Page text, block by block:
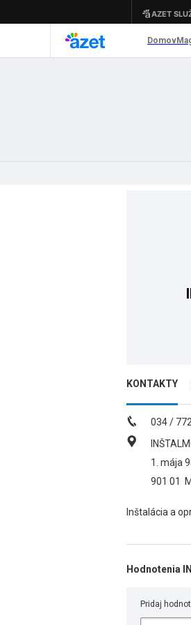
KONTAKTY
034 /
1. mája
901 01
Inštalácia a
Hodnotenia
Pridaj